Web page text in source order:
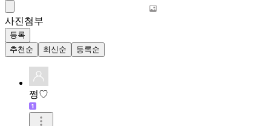
사진첨부
등록
추천순
최신순 등록순
쩡♡